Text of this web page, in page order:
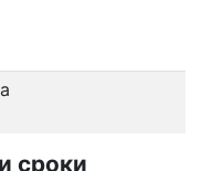
сроки